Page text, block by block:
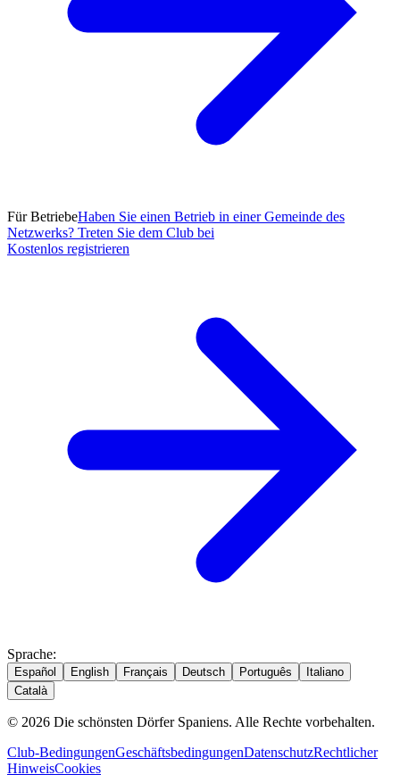
Für BetriebeHaben Sie einen Betrieb in einer Gemeinde des
Netzwerks? Treten Sie dem Club bei
Kostenlos registrieren
Sprache:
Español English Français Deutsch Português
Italiano
Català
© 2026 Die schönsten Dörfer Spaniens. Alle Rechte vorbehalten.
Club-BedingungenGeschäftsbedingungenDatenschutzRechtlicher
HinweisCookies